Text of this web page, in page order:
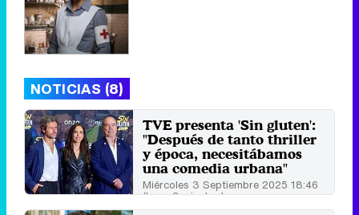
NOTICIAS (8)
TVE presenta 'Sin gluten':
"Después de tanto thriller
y época, necesitábamos
una comedia urbana"
Miércoles 3 Septiembre 2025 18:46
(hace 2 minutos)